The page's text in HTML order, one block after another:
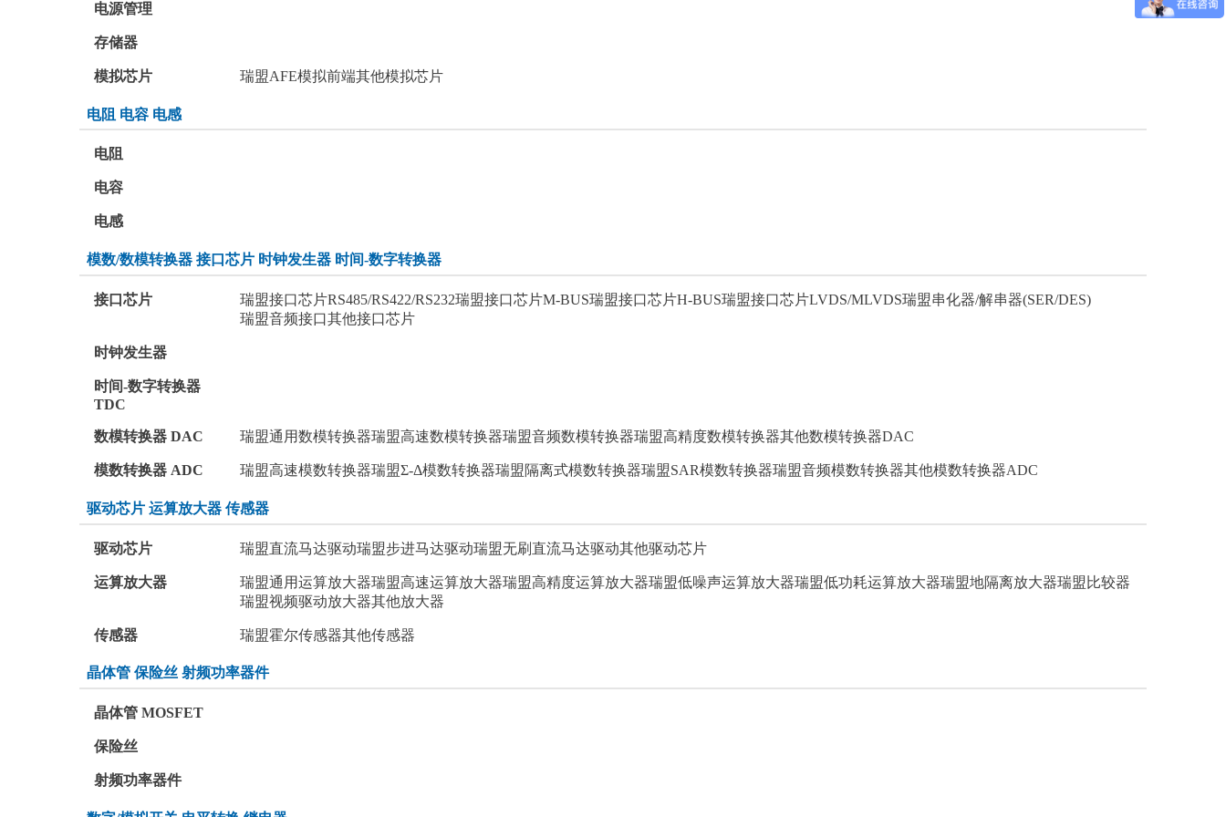
电源管理
存储器
模拟芯片 瑞盟AFE模拟前端其他模拟芯片
电阻 电容 电感
电阻
电容
电感
模数/数模转换器 接口芯片 时钟发生器 时间-数字转换器
接口芯片 瑞盟接口芯片RS485/RS422/RS232瑞盟接口芯片M-BUS瑞盟接口芯片H-BUS瑞盟接口芯片LVDS/MLVDS瑞盟串化器/解串器(SER/DES)
瑞盟音频接口其他接口芯片
时钟发生器
时间-数字转换器
TDC
数模转换器 DAC 瑞盟通用数模转换器瑞盟高速数模转换器瑞盟音频数模转换器瑞盟高精度数模转换器其他数模转换器DAC
模数转换器 ADC 瑞盟高速模数转换器瑞盟Σ-Δ模数转换器瑞盟隔离式模数转换器瑞盟SAR模数转换器瑞盟音频模数转换器其他模数转换器ADC
驱动芯片 运算放大器 传感器
驱动芯片 瑞盟直流马达驱动瑞盟步进马达驱动瑞盟无刷直流马达驱动其他驱动芯片
运算放大器 瑞盟通用运算放大器瑞盟高速运算放大器瑞盟高精度运算放大器瑞盟低噪声运算放大器瑞盟低功耗运算放大器瑞盟地隔离放大器瑞盟比较器
瑞盟视频驱动放大器其他放大器
传感器 瑞盟霍尔传感器其他传感器
晶体管 保险丝 射频功率器件
晶体管 MOSFET
保险丝
射频功率器件